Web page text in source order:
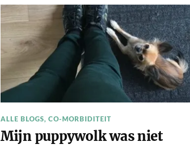
ALLE BLOGS, CO-MORBIDITEIT
Mijn puppywolk was niet